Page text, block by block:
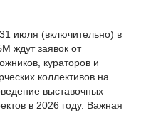
июля (включительно) в
ждут заявок от
кураторов и
коллективов на
выставочных
в 2026 году. Важная